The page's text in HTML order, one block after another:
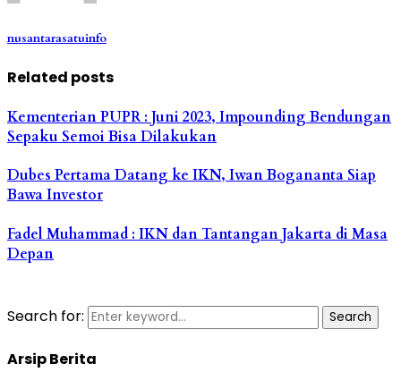
nusantarasatuinfo
Related posts
Kementerian PUPR : Juni 2023, Impounding Bendungan
Sepaku Semoi Bisa Dilakukan
Dubes Pertama Datang ke IKN, Iwan Bogananta Siap
Bawa Investor
Fadel Muhammad : IKN dan Tantangan Jakarta di Masa
Depan
Search for: Search
Arsip Berita